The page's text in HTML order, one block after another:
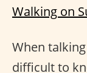
Walking on
When
difficult to